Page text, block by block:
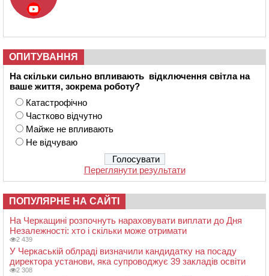
ОПИТУВАННЯ
На скільки сильно впливають відключення світла на
ваше життя, зокрема роботу?
Катастрофічно
Частково відчутно
Майже не впливають
Не відчуваю
Переглянути результати
ПОПУЛЯРНЕ НА САЙТІ
На Черкащині розпочнуть нараховувати виплати до Дня
Незалежності: хто і скільки може отримати
2 439
У Черкаській облраді визначили кандидатку на посаду
директора установи, яка супроводжує 39 закладів освіти
2 308